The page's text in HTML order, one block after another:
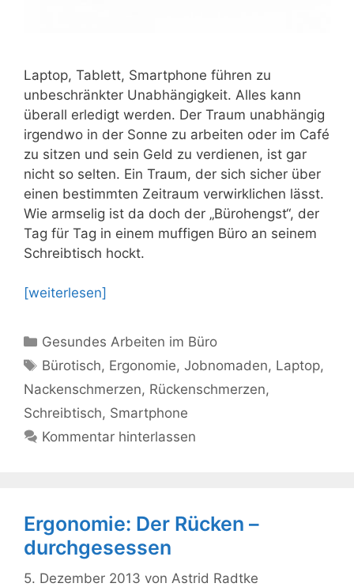
Laptop, Tablett, Smartphone führen zu
unbeschränkter Unabhängigkeit. Alles kann
überall erledigt werden. Der Traum unabhängig
irgendwo in der Sonne zu arbeiten oder im Café
zu sitzen und sein Geld zu verdienen, ist gar
nicht so selten. Ein Traum, der sich sicher über
einen bestimmten Zeitraum verwirklichen lässt.
Wie armselig ist da doch der „Bürohengst“, der
Tag für Tag in einem muffigen Büro an seinem
Schreibtisch hockt.
[weiterlesen]
Kategorien
Gesundes Arbeiten im Büro
Schlagwörter
Bürotisch, Ergonomie,Jobnomaden, Laptop,
Nackenschmerzen, Rückenschmerzen,
Schreibtisch, Smartphone
Kommentar hinterlassen
Ergonomie: Der Rücken –
durchgesessen
5. Dezember 2013 von Astrid Radtke